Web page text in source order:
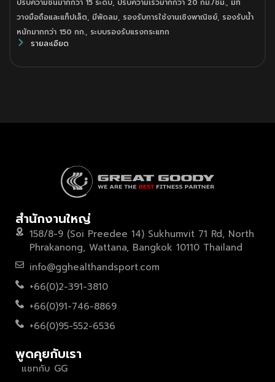
ปรับความชันมากกว่า 15 ระดับ, ปรับความเร็วมากกว่า 20 กม./ชม., มีที่
วางมือถือและแท็ปเล็ต, มีพัดลม, รองรับการใช้งานเชิงพาณิชย์, รองรับน้ำ
หนักมากกว่า 150 กก., ระบบรองรับแรงกระแทก
รายละเอียด
สำนักงานใหญ่
158/8-9 (Soi Preedee 14) Sukhumvit 71 Rd, North
Phrakanong, Wattana, Bangkok 10110 Thailand
info@gghealthandsport.com
+66(0)2-391-3810
+66(0)91-746-8869
+66(0)95-552-6536
พูดคุยกับเรา
แชทกับ GG